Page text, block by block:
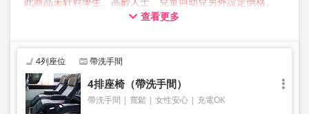
所有顧客預約時均請選擇成人價格。
JAM JAM EXPRESS 營運的巴士行李箱中可存放的行李最大尺
寸，三邊總長不超過 160 公分，重量不超過 10 公斤，每人
限定一件。超過此尺寸的行李不能帶上車或存放在後行李箱
中，因此敬請提前自行委託業者托運。
請注意，如果您攜帶的行李超出規範，您將被拒絕乘車，並
需支付取消費用。
查看更多
4列座位 帶洗手間
4排座椅（帶洗手間）
帶洗手間 寬鬆 女性安心 充電OK